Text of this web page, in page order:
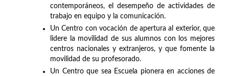
contemporáneos, el desempeño de actividades de
trabajo en equipo y la comunicación.
Un Centro con vocación de apertura al exterior, que
lidere la movilidad de sus alumnos con los mejores
centros nacionales y extranjeros, y que fomente la
movilidad de su profesorado.
Un Centro que sea Escuela pionera en acciones de